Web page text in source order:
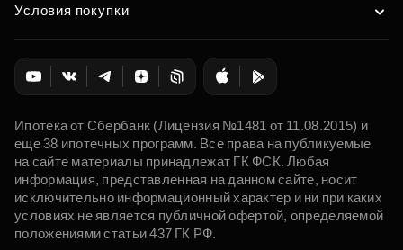
Условия покупки
Ипотека от Сбербанк (Лицензия №1481 от 11.08.2015) и
еще 38 ипотечных программ. Все права на публикуемые
на сайте материалы принадлежат ГК ФСК. Любая
информация, представленная на данном сайте, носит
исключительно информационный характер и ни при каких
условиях не является публичной офертой, определяемой
положениями статьи 437 ГК РФ.